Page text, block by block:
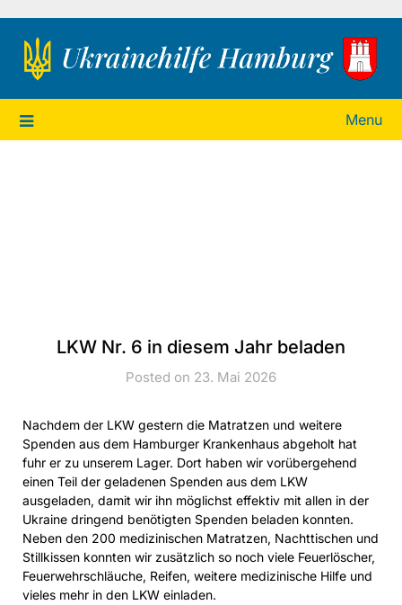
Ukrainehilfe Hamburg
Menu
LKW Nr. 6 in diesem Jahr beladen
Posted on 23. Mai 2026
Nachdem der LKW gestern die Matratzen und weitere
Spenden aus dem Hamburger Krankenhaus abgeholt hat
fuhr er zu unserem Lager. Dort haben wir vorübergehend
einen Teil der geladenen Spenden aus dem LKW
ausgeladen, damit wir ihn möglichst effektiv mit allen in der
Ukraine dringend benötigten Spenden beladen konnten.
Neben den 200 medizinischen Matratzen, Nachttischen und
Stillkissen konnten wir zusätzlich so noch viele Feuerlöscher,
Feuerwehrschläuche, Reifen, weitere medizinische Hilfe und
vieles mehr in den LKW einladen.